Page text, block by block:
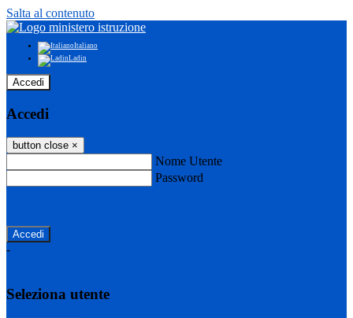
Salta al contenuto
Italiano
Ladin
Accedi
Accedi
button close ×
Nome Utente
Password
-
Seleziona utente